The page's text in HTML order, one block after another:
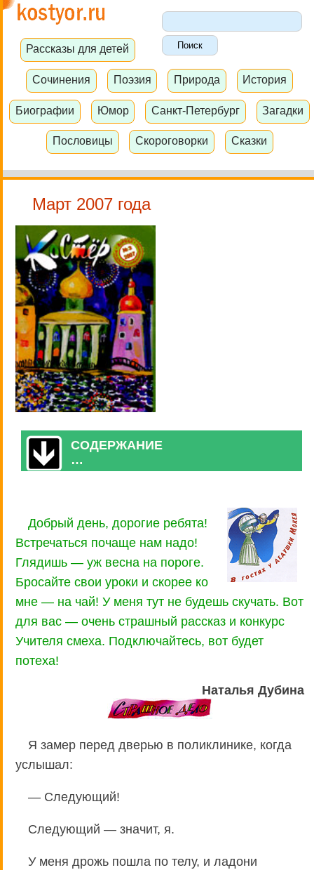
Рассказы для детей
Сочинения Поэзия Природа История
Биографии Юмор Санкт-Петербург Загадки
Пословицы Скороговорки Сказки
Март 2007 года
СОДЕРЖАНИЕ
…
Добрый день, дорогие ребята!
Встречаться почаще нам надо!
Глядишь — уж весна на пороге.
Бросайте свои уроки и скорее ко
мне — на чай! У меня тут не будешь скучать. Вот
для вас — очень страшный рассказ и конкурс
Учителя смеха. Подключайтесь, вот будет
потеха!
Наталья Дубина
Я замер перед дверью в поликлинике, когда
услышал:
— Следующий!
Следующий — значит, я.
У меня дрожь пошла по телу, и ладони